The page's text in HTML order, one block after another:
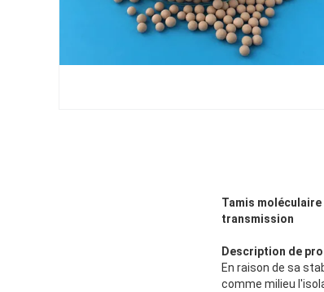
Tamis moléculaire
transmission
Description de
En raison de sa
comme milieu